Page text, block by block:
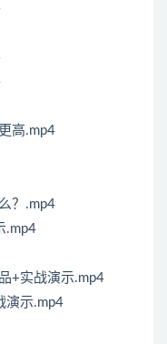
高.mp4
？.mp4
.mp4
+实战演示.mp4
演示.mp4